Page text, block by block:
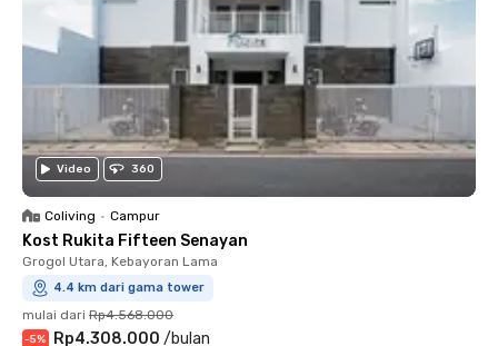
Video 360
Coliving • Campur
Kost Rukita Fifteen Senayan
Grogol Utara, Kebayoran Lama
4.4 km dari gama tower
mulai dari Rp4.568.000
-5% Rp4.308.000 /bulan